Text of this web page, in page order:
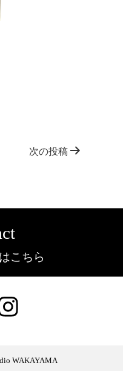
次の投稿
こちら
WAKAYAMA